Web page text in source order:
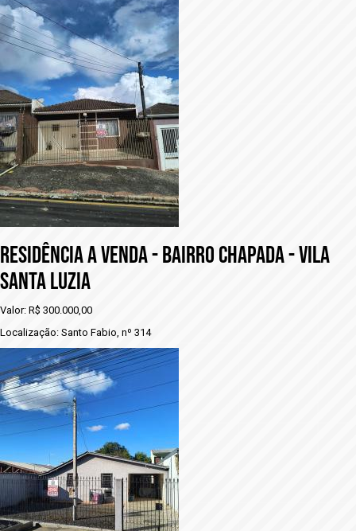
RESIDÊNCIA A VENDA - BAIRRO CHAPADA - VILA
SANTA LUZIA
Valor: R$ 300.000,00
Localização: Santo Fabio, nº 314